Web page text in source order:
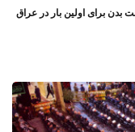
برای اولین بار در عراق